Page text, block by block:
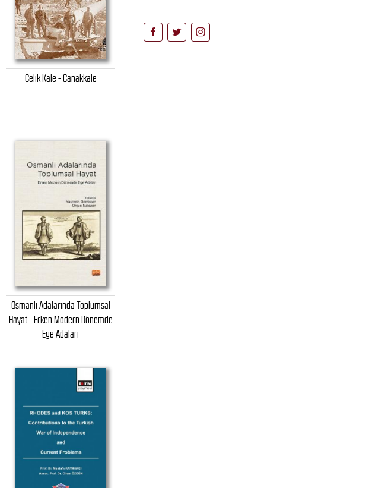
Çelik Kale - Çanakkale
Osmanlı Adalarında Toplumsal
Hayat - Erken Modern Dönemde
Ege Adaları